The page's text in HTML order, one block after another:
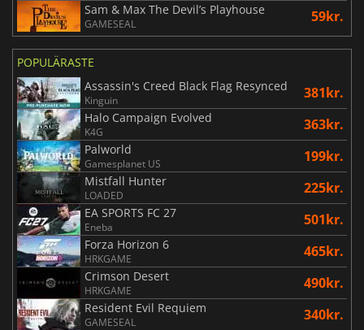
Sam & Max The Devil’s Playhouse
GAMESEAL 59kr.
POPULÄRASTE
Assassin's Creed Black Flag Resynced
Kinguin 381kr.
Halo Campaign Evolved
K4G 363kr.
Palworld
Gamesplanet US 199kr.
Mistfall Hunter
LOADED 225kr.
EA SPORTS FC 27
Eneba 501kr.
Forza Horizon 6
HRKGAME 465kr.
Crimson Desert
HRKGAME 490kr.
Resident Evil Requiem
GAMESEAL 340kr.